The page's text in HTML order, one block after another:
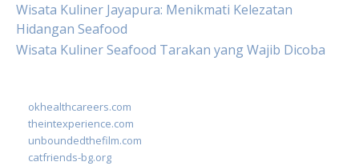
Wisata Kuliner Jayapura: Menikmati Kelezatan
Hidangan Seafood
Wisata Kuliner Seafood Tarakan yang Wajib Dicoba
okhealthcareers.com
theintexperience.com
unboundedthefilm.com
catfriends-bg.org